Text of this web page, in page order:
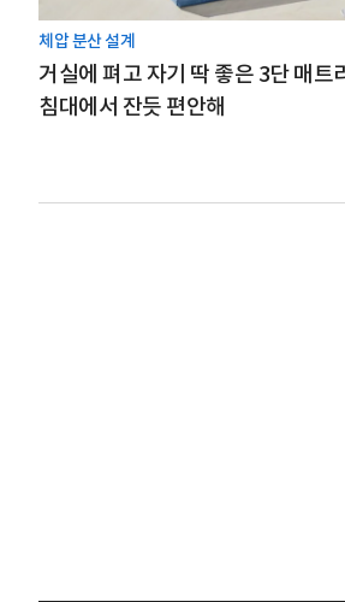
체압 분산 설계
거실에 펴고 자기 딱 좋은 3단 매트
침대에서 잔듯 편안해